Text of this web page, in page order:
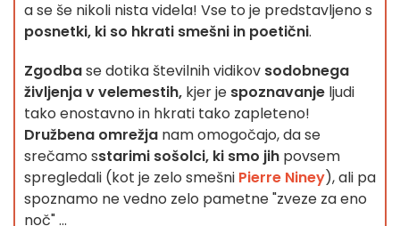
a se še nikoli nista videla! Vse to je predstavljeno s
posnetki, ki so hkrati smešni in poetični.
Zgodbase dotika številnih vidikov sodobnega
življenja v velemestih, kjer je spoznavanje ljudi
tako enostavno in hkrati tako zapleteno!
Družbena omrežja nam omogočajo, da se
srečamo sstarimi sošolci, ki smo jih povsem
spregledali (kot je zelo smešni Pierre Niney), ali pa
spoznamo ne vedno zelo pametne "zveze za eno
noč" ...